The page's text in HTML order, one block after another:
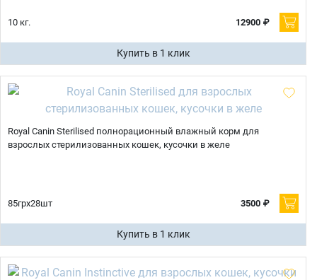
10 кг. 12900 ₽
Купить в 1 клик
Royal Canin Sterilised полнорационный влажный корм для
взрослых стерилизованных кошек, кусочки в желе
85грх28шт 3500 ₽
Купить в 1 клик